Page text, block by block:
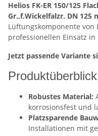
Helios FK-ER 150/125
Gr.,f.Wickelfalzr. DN 125
Lüftungskomponente
professionellen Einsatz
Jetzt passende Variante
Produktüberblick
Robustes Material:
korrosionsfest und
Platzsparende
Installationen mit